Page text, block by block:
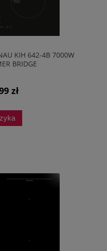
KIH 642-4B 7000W
BRIDGE
zł